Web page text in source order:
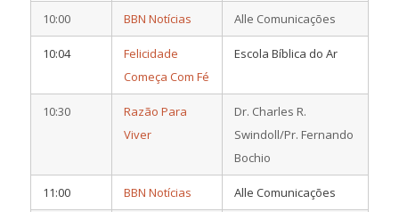
10:00 BBN Notícias Alle Comunicações
10:04
Felicidade
Começa Com Fé
Escola Bíblica do Ar
10:30
Razão Para
Viver
Dr. Charles R.
Swindoll/Pr. Fernando
Bochio
11:00 BBN Notícias Alle Comunicações